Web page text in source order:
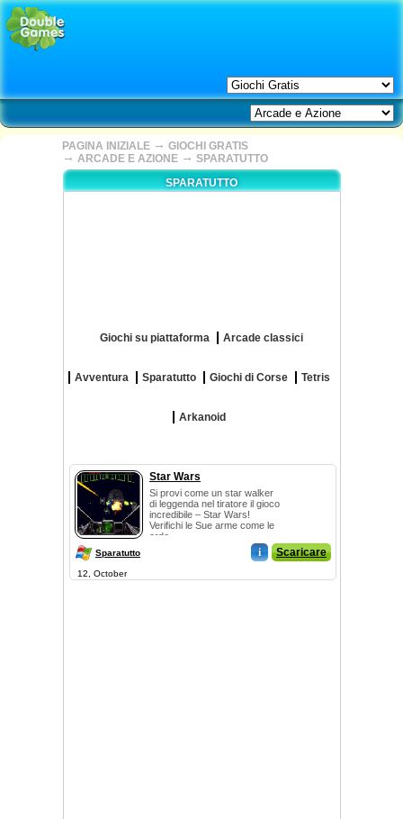
PAGINA INIZIALE → GIOCHI GRATIS
→ ARCADE E AZIONE → SPARATUTTO
SPARATUTTO
Giochi su piattaforma Arcade classici
Avventura Sparatutto Giochi di Corse Tetris
Arkanoid
Star Wars
Si provi come un star walker
di leggenda nel tiratore il gioco
incredibile – Star Wars!
Verifichi le Sue arme come le
orde...
Sparatutto i Scaricare
12, October